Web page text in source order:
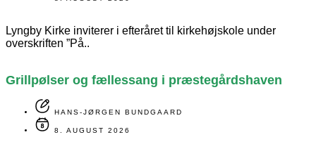
Lyngby Kirke inviterer i efteråret til kirkehøjskole under
overskriften ”På..
Grillpølser og fællessang i præstegårdshaven
HANS-JØRGEN BUNDGAARD
8. AUGUST 2026